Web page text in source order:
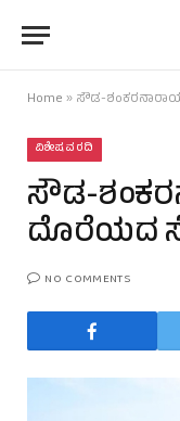
Home » ಸೌಡ-
ವಿಶೇಷ ವರದಿ
ಸೌಡ-
ದೊರೆಯದ
NO COMMENTS